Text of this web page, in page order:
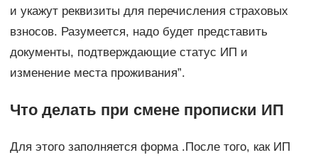
и укажут реквизиты для перечисления страховых
взносов. Разумеется, надо будет представить
документы, подтверждающие статус ИП и
изменение места проживания”.
Что делать при смене прописки ИП
Для этого заполняется форма .После того, как ИП